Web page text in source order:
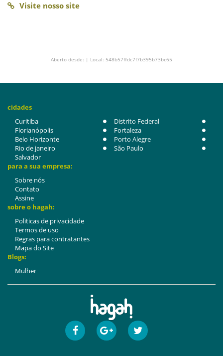
Visite nosso site
Aberto desde: | Local: 548b57ffdc7f7b395b73bc65
cidades
Curitiba
Distrito Federal
Florianópolis
Fortaleza
Belo Horizonte
Porto Alegre
Rio de janeiro
São Paulo
Salvador
para a sua empresa:
Sobre nós
Contato
Assine
sobre o hagah:
Politicas de privacidade
Termos de uso
Regras para contratantes
Mapa do Site
Blogs:
Mulher